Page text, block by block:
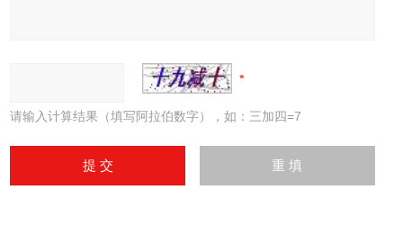
请输入计算结果（填写阿拉伯数字），如：三加四=7